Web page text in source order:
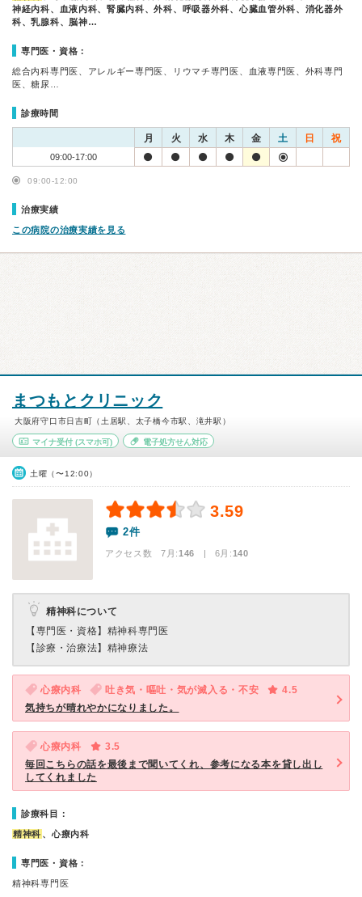
神経内科、血液内科、腎臓内科、外科、呼吸器外科、心臓血管外科、消化器外
科、乳腺科、脳神…
専門医・資格：
総合内科専門医、アレルギー専門医、リウマチ専門医、血液専門医、外科専門
医、糖尿…
診療時間
月 火 水 木 金 土 日 祝
09:00-17:00
09:00-12:00
治療実績
この病院の治療実績を見る
まつもとクリニック
大阪府守口市日吉町（土居駅、太子橋今市駅、滝井駅）
マイナ受付 (スマホ可) 電子処方せん対応
土曜（〜12:00）
3.59
2件
アクセス数 7月:146 | 6月:140
精神科について
【専門医・資格】 精神科専門医
【診療・治療法】 精神療法
心療内科 吐き気・嘔吐・気が滅入る・不安
4.5
気持ちが晴れやかになりました。
心療内科
3.5
毎回こちらの話を最後まで聞いてくれ、参考になる本を貸し出し
してくれました
診療科目：
精神科 、心療内科
専門医・資格：
精神科専門医